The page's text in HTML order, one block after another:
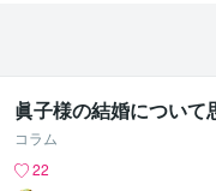
眞子様の結婚について
コラム
22